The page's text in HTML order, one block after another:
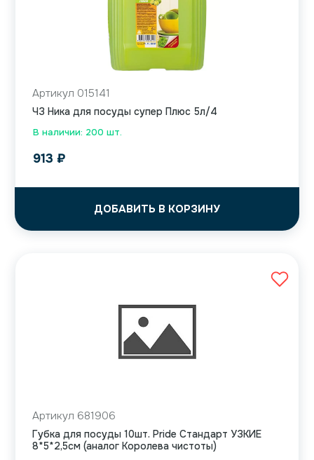
В наличии: 200 шт.
Артикул 015141
ЧЗ Ника для посуды супер Плюс 5л/4
913 ₽
ДОБАВИТЬ В КОРЗИНУ
Артикул 681906
Губка для посуды 10шт. Pride Стандарт УЗКИЕ
8*5*2,5см (аналог Королева чистоты)